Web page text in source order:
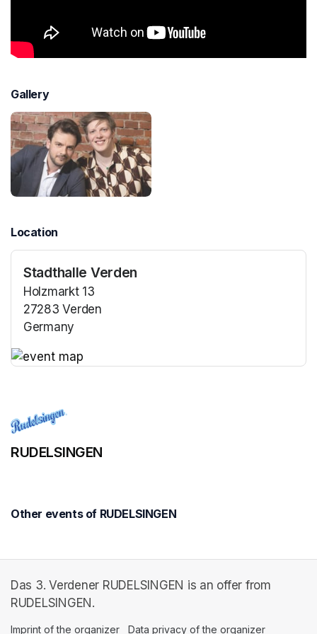
Gallery
Location
Stadthalle Verden
Holzmarkt 13
27283 Verden
Germany
RUDELSINGEN
Other events of RUDELSINGEN
Das 3. Verdener RUDELSINGEN is an offer from
RUDELSINGEN.
Imprint of the organizer (opens in a new tab)
Data privacy of the organizer